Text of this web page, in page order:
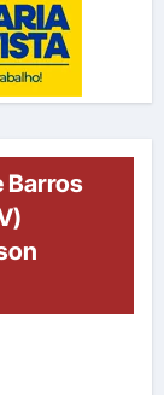
Barros